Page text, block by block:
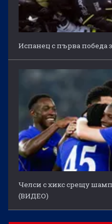
Испанец с първа победа
Челси с хикс срещу
(ВИДЕО)